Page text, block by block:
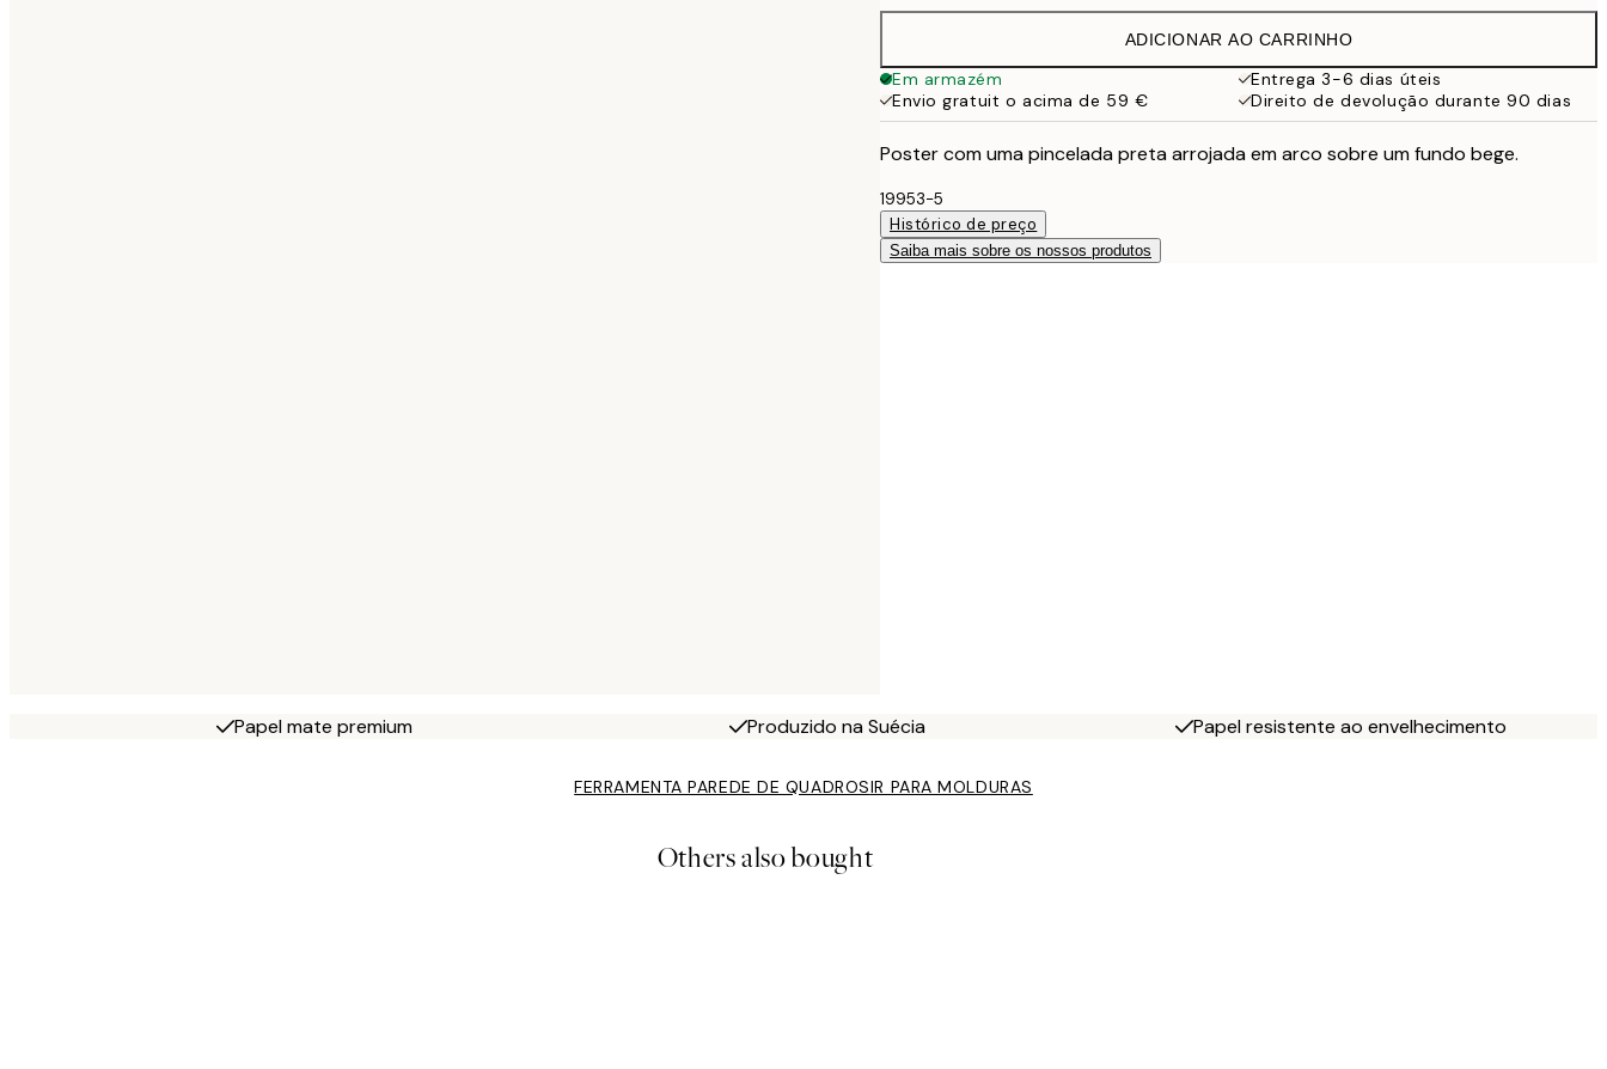
32,45 €
ADICIONAR AO CARRINHO
Em armazém
Entrega 3-6 dias úteis
Envio gratuit o acima de 59 €
Direito de devolução durante 90 dias
Poster com uma pincelada preta arrojada em arco sobre um fundo bege.
19953-5
Histórico de preço
Saiba mais sobre os nossos produtos
Papel mate premium Produzido na Suécia Papel resistente ao envelhecimento
FERRAMENTA PAREDE DE QUADROSIR PARA MOLDURAS
Others also bought